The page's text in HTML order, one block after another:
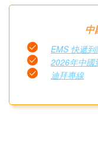
中
EMS 快遞
2026年中國
迪拜專線